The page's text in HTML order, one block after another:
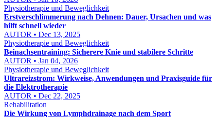
Physiotherapie und Beweglichkeit
Erstverschlimmerung nach Dehnen: Dauer, Ursachen und was
hilft schnell wieder
AUTOR • Dec 13, 2025
Physiotherapie und Beweglichkeit
Beinachsentraining: Sicherere Knie und stabilere Schritte
AUTOR • Jan 04, 2026
Physiotherapie und Beweglichkeit
Ultrareizstrom: Wirkweise, Anwendungen und Praxisguide für
die Elektrotherapie
AUTOR • Dec 22, 2025
Rehabilitation
Die Wirkung von Lymphdrainage nach dem Sport